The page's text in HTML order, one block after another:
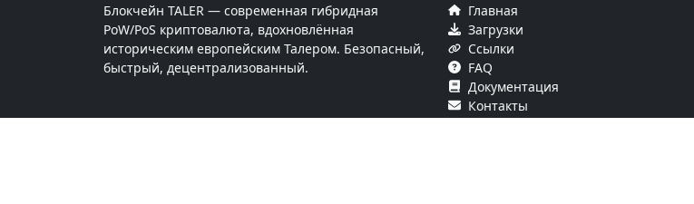
Блокчейн TALER — современная гибридная
PoW/PoS криптовалюта, вдохновлённая
историческим европейским Талером. Безопасный,
быстрый, децентрализованный.
Главная
Загрузки
Ссылки
FAQ
Документация
Контакты